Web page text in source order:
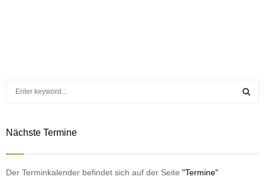
c
o
Nächste Termine
Der Terminkalender befindet sich auf der Seite "Termine"